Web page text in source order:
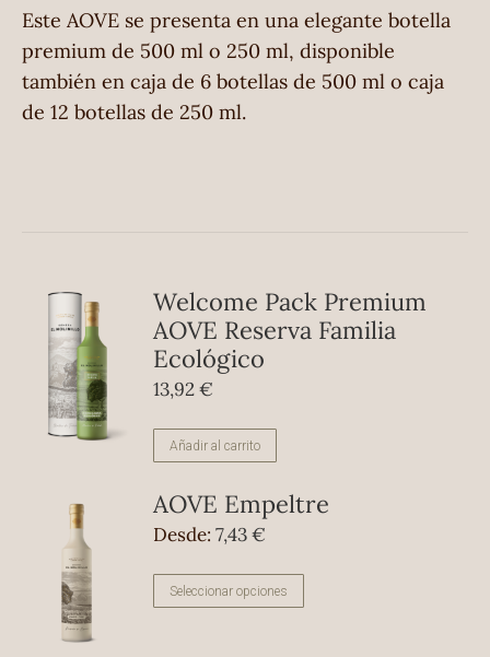
Este AOVE se presenta en una elegante botella
premium de 500 ml o 250 ml, disponible
también en caja de 6 botellas de 500 ml o caja
de 12 botellas de 250 ml.
Welcome Pack Premium
AOVE Reserva Familia
Ecológico
13,92€
Añadir al carrito
AOVE Empeltre
Desde: 7,43€
Seleccionar opciones